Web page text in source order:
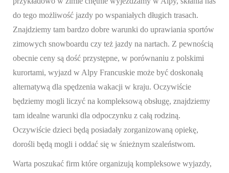
do tego możliwość jazdy po wspaniałych długich trasach.
Znajdziemy tam bardzo dobre warunki do uprawiania sportów
zimowych snowboardu czy też jazdy na nartach. Z pewnością
obecnie ceny są dość przystępne, w porównaniu z polskimi
kurortami, wyjazd w Alpy Francuskie może być doskonałą
alternatywą dla spędzenia wakacji w kraju. Oczywiście
będziemy mogli liczyć na kompleksową obsługę, znajdziemy
tam idealne warunki dla odpoczynku z całą rodziną.
Oczywiście dzieci będą posiadały zorganizowaną opiekę,
dorośli będą mogli i oddać się w śnieżnym szaleństwom.
Warta poszukać firm które organizują kompleksowe wyjazdy,